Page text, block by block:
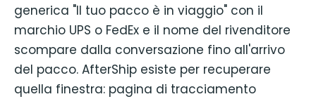
generica "Il tuo pacco è in viaggio" con il
marchio UPS o FedEx e il nome del rivenditore
scompare dalla conversazione fino all'arrivo
del pacco. AfterShip esiste per recuperare
quella finestra: pagina di tracciamento